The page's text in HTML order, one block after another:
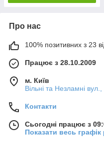
Про нас
100% позитивних з 23
Працює з 28.10.2009
м. Київ
Вільні та Незламні
Контакти
Сьогодні працює з
Показати весь графік